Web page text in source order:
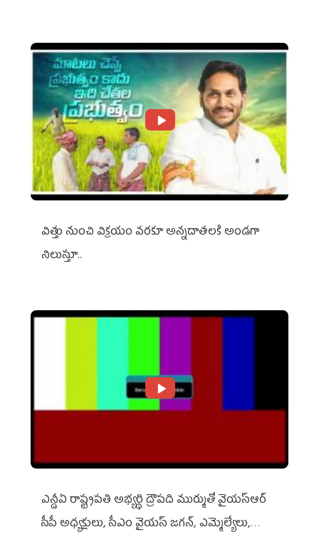
విత్తు నుంచి విక్రయం వరకూ అన్నదాతలకి అండగా
నిలుస్తూ..
ఎన్డీఏ రాష్ట్ర‌ప‌తి అభ్య‌ర్థి ద్రౌప‌ది ముర్ముతో వైయ‌స్ఆర్
సీపీ అధ్య‌క్షులు, సీఎం వైయ‌స్ జ‌గ‌న్, ఎమ్మెల్యేలు,